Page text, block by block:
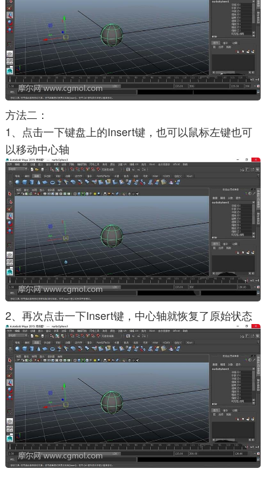
方法二：
1、点击一下键盘上的Insert键，也可以鼠标左键也可
以移动中心轴
2、再次点击一下Insert键，中心轴就恢复了原始状态